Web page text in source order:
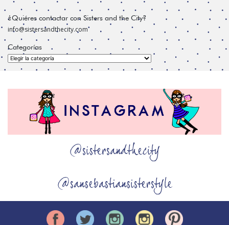
¿Quiéres contactar con Sisters and the City?
info@sistersandthecity.com
Categorías
Categorías
@sistersandthecity
@sansebastiansisterstyle